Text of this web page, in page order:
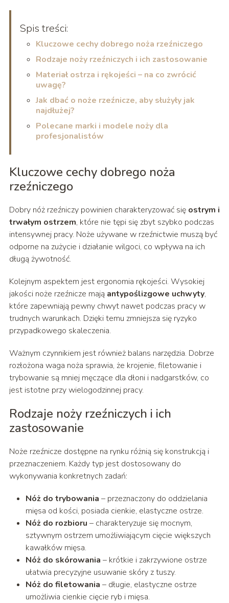
Spis treści:
Kluczowe cechy dobrego noża rzeźniczego
Rodzaje noży rzeźniczych i ich zastosowanie
Materiał ostrza i rękojeści – na co zwrócić
uwagę?
Jak dbać o noże rzeźnicze, aby służyły jak
najdłużej?
Polecane marki i modele noży dla
profesjonalistów
Kluczowe cechy dobrego noża
rzeźniczego
Dobry nóż rzeźniczy powinien charakteryzować się ostrym i
trwałym ostrzem, które nie tępi się zbyt szybko podczas
intensywnej pracy. Noże używane w rzeźnictwie muszą być
odporne na zużycie i działanie wilgoci, co wpływa na ich
długą żywotność.
Kolejnym aspektem jest ergonomia rękojeści. Wysokiej
jakości noże rzeźnicze mają antypoślizgowe uchwyty,
które zapewniają pewny chwyt nawet podczas pracy w
trudnych warunkach. Dzięki temu zmniejsza się ryzyko
przypadkowego skaleczenia.
Ważnym czynnikiem jest również balans narzędzia. Dobrze
rozłożona waga noża sprawia, że krojenie, filetowanie i
trybowanie są mniej męczące dla dłoni i nadgarstków, co
jest istotne przy wielogodzinnej pracy.
Rodzaje noży rzeźniczych i ich
zastosowanie
Noże rzeźnicze dostępne na rynku różnią się konstrukcją i
przeznaczeniem. Każdy typ jest dostosowany do
wykonywania konkretnych zadań:
Nóż do trybowania – przeznaczony do oddzielania
mięsa od kości, posiada cienkie, elastyczne ostrze.
Nóż do rozbioru – charakteryzuje się mocnym,
sztywnym ostrzem umożliwiającym cięcie większych
kawałków mięsa.
Nóż do skórowania – krótkie i zakrzywione ostrze
ułatwia precyzyjne usuwanie skóry z tuszy.
Nóż do filetowania – długie, elastyczne ostrze
umożliwia cienkie cięcie ryb i mięsa.